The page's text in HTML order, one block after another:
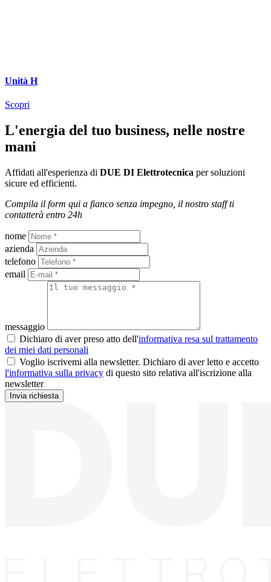
Unità H
Scopri
L'energia del tuo business, nelle nostre
mani
Affidati all'esperienza di DUE DI Elettrotecnica per soluzioni
sicure ed efficienti.
Compila il form qui a fianco senza impegno, il nostro staff ti
contatterà entro 24h
nome
azienda
telefono
email
messaggio
Dichiaro di aver preso atto dell'informativa resa sul trattamento
dei miei dati personali
Voglio iscrivemi alla newsletter. Dichiaro di aver letto e accetto
l'informativa sulla privacy di questo sito relativa all'iscrizione alla
newsletter